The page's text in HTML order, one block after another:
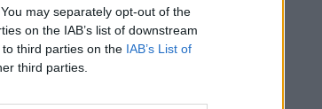
may separately opt-out of the
on the IAB’s list of downstream
third parties on the IAB’s List of
third parties.